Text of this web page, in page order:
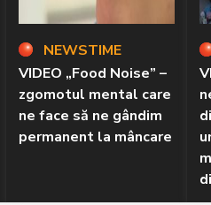
NEWSTIME
VIDEO „Food Noise” –
zgomotul mental care
ne face să ne gândim
permanent la mâncare